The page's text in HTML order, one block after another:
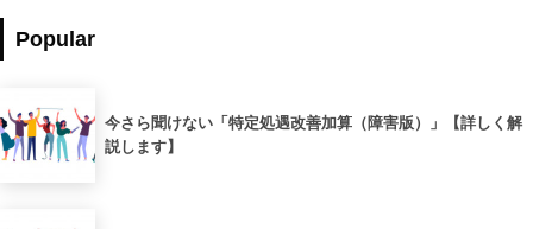
Popular
今さら聞けない「特定処遇改善加算（障害版）」【詳しく解
説します】